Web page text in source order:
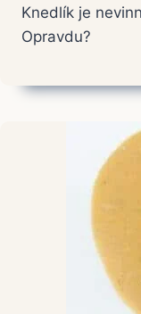
Knedlík je
Opravdu?